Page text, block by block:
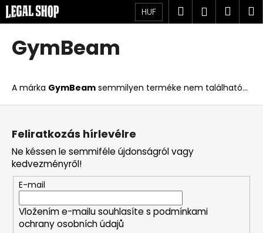
Ugrás
fő
tartalomhoz
HUF Keresés
GymBeam
A márka GymBeam semmilyen terméke nem található...
K
o
i
t
k
e
r
e
s
?
L
Feliratkozás hírlevélre
Ne késsen le semmiféle újdonságról vagy
kedvezményről!
E-mail
Vložením e-mailu souhlasíte s podmínkami
ochrany osobních údajů